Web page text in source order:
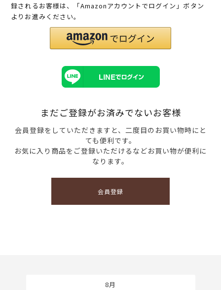
録されるお客様は、「Amazonアカウントでログイン」ボタン
よりお進みください。
まだご登録がお済みでないお客様
会員登録をしていただきますと、二度目のお買い物時にと
ても便利です。
お気に入り商品をご登録いただけるなどお買い物が便利に
なります。
会員登録
8月